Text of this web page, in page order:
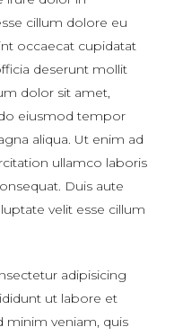
cillum dolore eu
occaecat cupidatat
deserunt mollit
dolor sit amet,
eiusmod tempor
aliqua. Ut enim ad
ullamco laboris
Duis aute
velit esse cillum
adipisicing
ut labore et
minim veniam, quis